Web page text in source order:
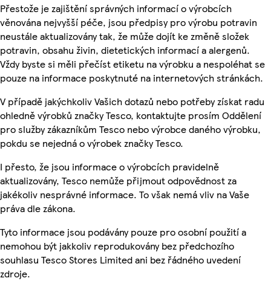
Přestože je zajištění správných informací o výrobcích
věnována nejvyšší péče, jsou předpisy pro výrobu potravin
neustále aktualizovány tak, že může dojít ke změně složek
potravin, obsahu živin, dietetických informací a alergenů.
Vždy byste si měli přečíst etiketu na výrobku a nespoléhat se
pouze na informace poskytnuté na internetových stránkách.
V případě jakýchkoliv Vašich dotazů nebo potřeby získat radu
ohledně výrobků značky Tesco, kontaktujte prosím Oddělení
pro služby zákazníkům Tesco nebo výrobce daného výrobku,
pokdu se nejedná o výrobek značky Tesco.
I přesto, že jsou informace o výrobcích pravidelně
aktualizovány, Tesco nemůže přijmout odpovědnost za
jakékoliv nesprávné informace. To však nemá vliv na Vaše
práva dle zákona.
Tyto informace jsou podávány pouze pro osobní použití a
nemohou být jakkoliv reprodukovány bez předchozího
souhlasu Tesco Stores Limited ani bez řádného uvedení
zdroje.